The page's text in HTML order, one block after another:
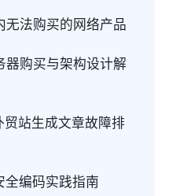
无法购买的网络产品
器购买与架构设计解
站生成文章故障排
全编码实践指南